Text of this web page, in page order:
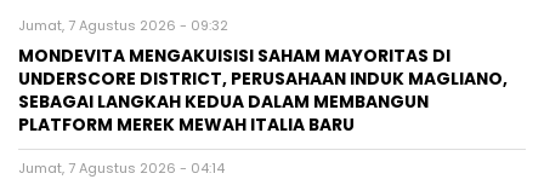
Jumat, 7 Agustus 2026 - 09:32
MONDEVITA MENGAKUISISI SAHAM MAYORITAS DI
UNDERSCORE DISTRICT, PERUSAHAAN INDUK MAGLIANO,
SEBAGAI LANGKAH KEDUA DALAM MEMBANGUN
PLATFORM MEREK MEWAH ITALIA BARU
Jumat, 7 Agustus 2026 - 04:14